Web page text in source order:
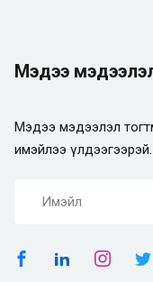
Мэдээ
Мэдээ мэдээлэл
имэйлээ үлдээгээрэй.